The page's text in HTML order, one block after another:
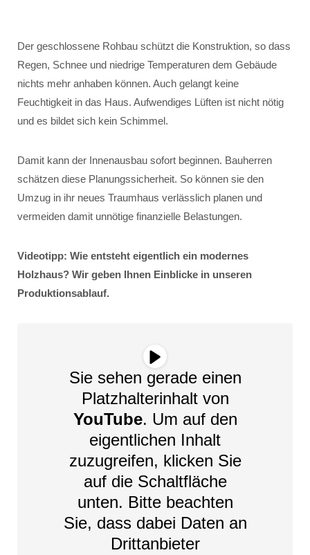
Der geschlossene Rohbau schützt die Konstruktion, so dass
Regen, Schnee und niedrige Temperaturen dem Gebäude
nichts mehr anhaben können. Auch gelangt keine
Feuchtigkeit in das Haus. Aufwendiges Lüften ist nicht nötig
und es bildet sich kein Schimmel.
Damit kann der Innenausbau sofort beginnen. Bauherren
schätzen diese Planungssicherheit. So können sie den
Umzug in ihr neues Traumhaus verlässlich planen und
vermeiden damit unnötige finanzielle Belastungen.
Videotipp: Wie entsteht eigentlich ein modernes
Holzhaus? Wir geben Ihnen Einblicke in unseren
Produktionsablauf.
Sie sehen gerade einen
Platzhalterinhalt von
YouTube. Um auf den
eigentlichen Inhalt
zuzugreifen, klicken Sie
auf die Schaltfläche
unten. Bitte beachten
Sie, dass dabei Daten an
Drittanbieter